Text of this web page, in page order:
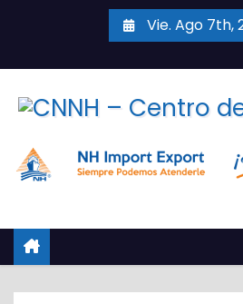
n
Vie. Ago 7th,